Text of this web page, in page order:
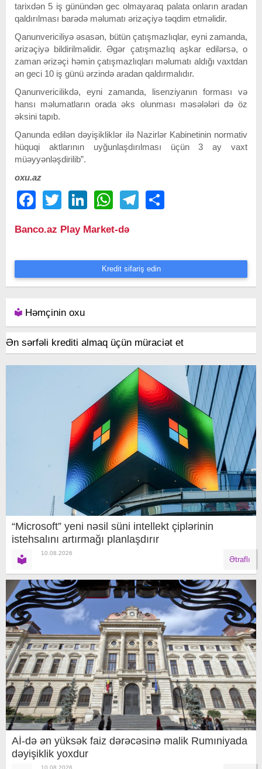
tarixdən 5 iş günündən gec olmayaraq palata onların aradan
qaldırılması barədə məlumatı ərizəçiyə təqdim etməlidir.
Qanunvericiliyə əsasən, bütün çatışmazlıqlar, eyni zamanda,
ərizəçiyə bildirilməlidir. Əgər çatışmazlıq aşkar edilərsə, o
zaman ərizəçi həmin çatışmazlıqları məlumatı aldığı vaxtdan
ən geci 10 iş günü ərzində aradan qaldırmalıdır.
Qanunvericilikdə, eyni zamanda, lisenziyanın forması və
hansı məlumatların orada əks olunması məsələləri də öz
əksini tapıb.
Qanunda edilən dəyişikliklər ilə Nazirlər Kabinetinin normativ
hüquqi aktlarının uyğunlaşdırılması üçün 3 ay vaxt
müəyyənləşdirilib”.
oxu.az
FacebookTwitter LinkedIn WhatsAppTelegram
Banco.az Play Market-də
Kredit sifariş edin
Həmçinin oxu
Ən sərfəli krediti almaq üçün müraciət et
“Microsoft” yeni nəsil süni intellekt çiplərinin
istehsalını artırmağı planlaşdırır
10.08.2026
Ətraflı
Aİ-də ən yüksək faiz dərəcəsinə malik Rumıniyada
dəyişiklik yoxdur
10.08.2026